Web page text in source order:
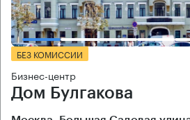
БЕЗ КОМИССИИ
Бизнес-центр
Дом Булгакова